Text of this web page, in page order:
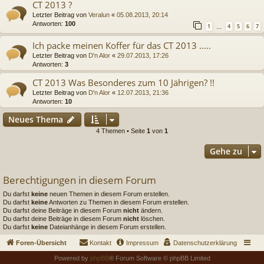
CT 2013 ?
Letzter Beitrag von Veralun « 05.08.2013, 20:14
Antworten: 100 1 … 4 5 6 7
Ich packe meinen Koffer für das CT 2013 .....
Letzter Beitrag von D'n Alor « 29.07.2013, 17:26
Antworten: 3
CT 2013 Was Besonderes zum 10 Jährigen? !!
Letzter Beitrag von D'n Alor « 12.07.2013, 21:36
Antworten: 10
Neues Thema
4 Themen • Seite 1 von 1
Gehe zu
Berechtigungen in diesem Forum
Du darfst keine neuen Themen in diesem Forum erstellen.
Du darfst keineAntworten zu Themen in diesem Forum erstellen.
Du darfst deine Beiträge in diesem Forum nicht ändern.
Du darfst deine Beiträge in diesem Forum nicht löschen.
Du darfst keine Dateianhänge in diesem Forum erstellen.
Foren-Übersicht Datenschutzerklärung
Impressum
Kontakt
Powered by phpBB® Forum Software © phpBB Limited